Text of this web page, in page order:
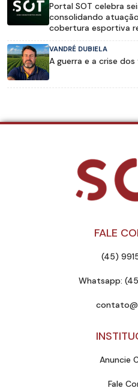
Portal SOT celebra
consolidando
cobertura esportiva
VANDRÉ DUBIELA
A guerra e a crise
FALE
(45)
Whatsapp:
Anuncie
Fale